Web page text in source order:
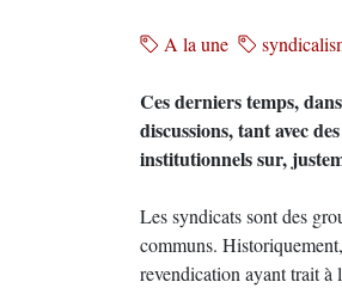
A la une
Ces derniers temps,
discussions, tant avec
institutionnels sur,
Les syndicats sont des
communs.
revendication ayant trait à